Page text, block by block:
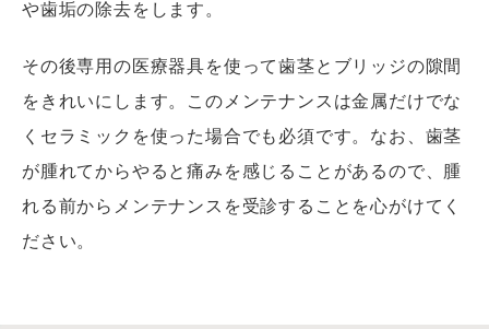
や歯垢の除去をします。
その後専用の医療器具を使って歯茎とブリッジの隙間
をきれいにします。このメンテナンスは金属だけでな
くセラミックを使った場合でも必須です。なお、歯茎
が腫れてからやると痛みを感じることがあるので、腫
れる前からメンテナンスを受診することを心がけてく
ださい。